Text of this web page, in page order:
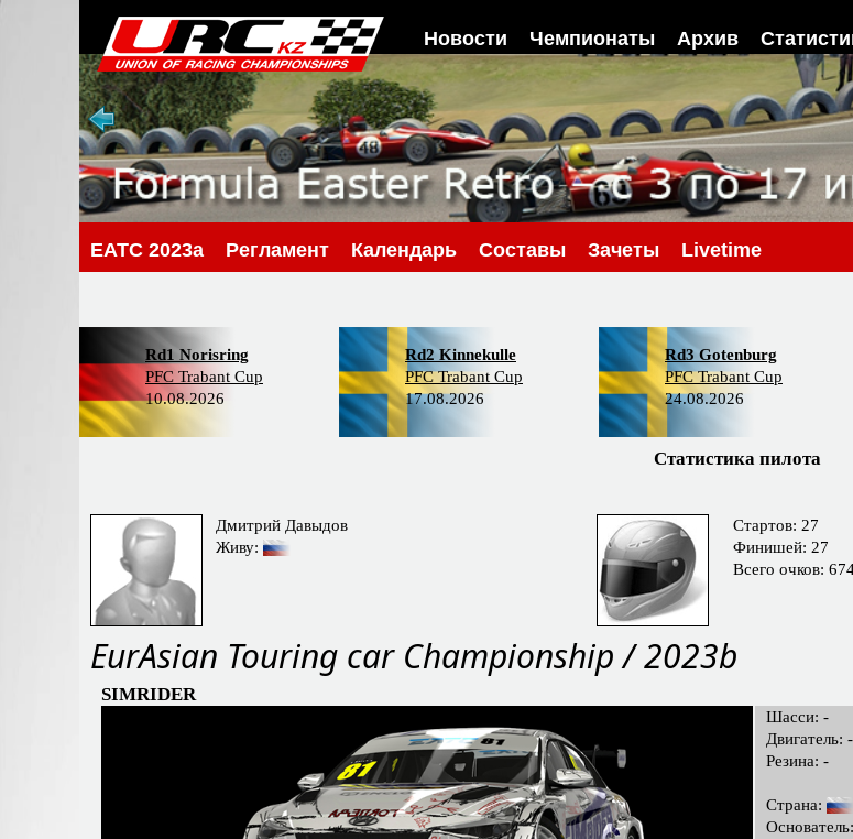
Новости Чемпионаты Архив
EATC 2023a Регламент Календарь Составы Зачеты Livetime
Rd1 Norisring
PFC Trabant Cup
10.08.2026
Rd2 Kinnekulle
PFC Trabant Cup
17.08.2026
Rd3 Gotenburg
PFC Trabant Cup
24.08.2026
Статистика пилота
Дмитрий Давыдов
Живу:
Cтартов: 27
Финишей: 27
Всего очков:
EurAsian Touring car Championship / 2023b
SIMRIDER
Шасси: -
Двигатель: -
Резина: -
Страна: